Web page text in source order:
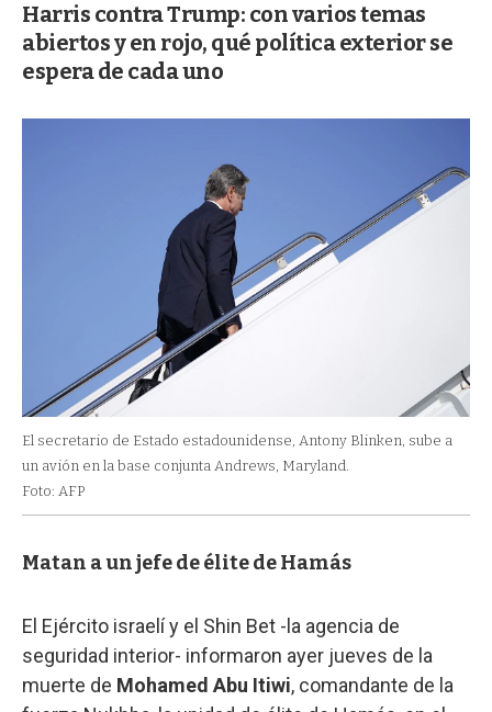
Harris contra Trump: con varios temas
abiertos y en rojo, qué política exterior se
espera de cada uno
El secretario de Estado estadounidense, Antony Blinken, sube a
un avión en la base conjunta Andrews, Maryland.
Foto: AFP
Matan a un jefe de élite de Hamás
El Ejército israelí y el Shin Bet -la agencia de
seguridad interior- informaron ayer jueves de la
muerte de Mohamed Abu Itiwi, comandante de la